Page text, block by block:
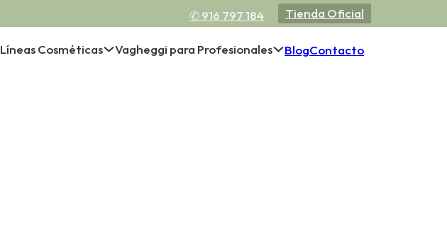
✆ 916 797 184 Tienda Oficial
Líneas Cosméticas Vagheggi para Profesionales BlogContacto